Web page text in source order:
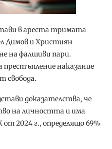
в ареста тримата
Димов и Християн
на фалшиви пари.
наказание
свобода.
доказателства, че
на личността и има
2024 г., определящо 69%